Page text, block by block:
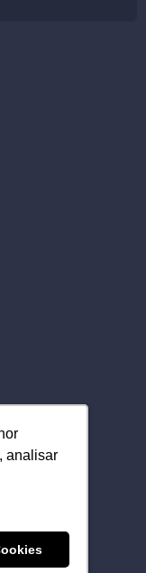
analisar
analisar
Reservados.